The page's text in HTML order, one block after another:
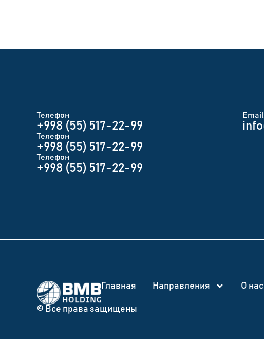
Телефон
+998 (55) 517-22-99
Телефон
+998 (55) 517-22-99
Телефон
+998 (55) 517-22-99
Email
Главная Направления О нас
© Все права защищены